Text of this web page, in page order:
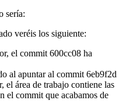
sería:
veréis los siguiente:
el commit 600cc08 ha
al apuntar al commit 6eb9f2d
el área de trabajo contiene las
el commit que acabamos de